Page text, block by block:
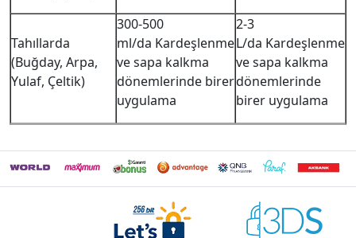
Tahıllarda
(Buğday, Arpa,
Yulaf, Çeltik)
300-500
ml/da Kardeşlenme
ve sapa kalkma
dönemlerinde birer
uygulama
2-3
L/da Kardeşlenme
ve sapa kalkma
dönemlerinde
birer uygulama